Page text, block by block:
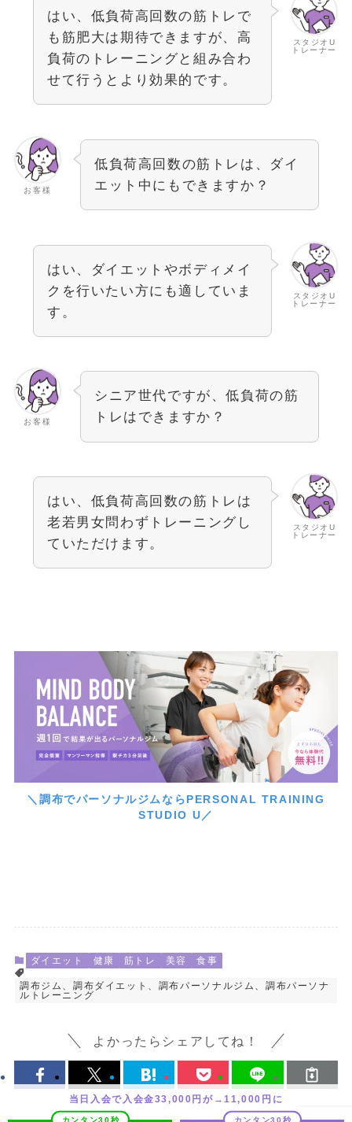
スタジオU
トレーナー
はい、低負荷高回数の筋トレで
も筋肥大は期待できますが、高
負荷のトレーニングと組み合わ
せて行うとより効果的です。
お客様
低負荷高回数の筋トレは、ダイ
エット中にもできますか？
スタジオU
トレーナー
はい、ダイエットやボディメイ
クを行いたい方にも適していま
す。
お客様
シニア世代ですが、低負荷の筋
トレはできますか？
スタジオU
トレーナー
はい、低負荷高回数の筋トレは
老若男女問わずトレーニングし
ていただけます。
＼調布でパーソナルジムならPERSONAL TRAINING
STUDIO U／
ダイエット 健康 筋トレ 美容 食事
調布ジム、調布ダイエット、調布パーソナルジム、調布パーソナ
ルトレーニング
よかったらシェアしてね！
当日入会で入会金33,000円が→11,000円に